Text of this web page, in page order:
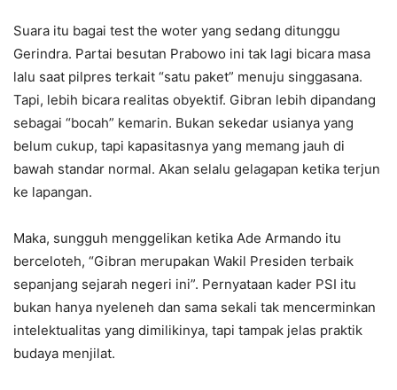
Suara itu bagai test the woter yang sedang ditunggu
Gerindra. Partai besutan Prabowo ini tak lagi bicara masa
lalu saat pilpres terkait “satu paket” menuju singgasana.
Tapi, lebih bicara realitas obyektif. Gibran lebih dipandang
sebagai “bocah” kemarin. Bukan sekedar usianya yang
belum cukup, tapi kapasitasnya yang memang jauh di
bawah standar normal. Akan selalu gelagapan ketika terjun
ke lapangan.
Maka, sungguh menggelikan ketika Ade Armando itu
berceloteh, “Gibran merupakan Wakil Presiden terbaik
sepanjang sejarah negeri ini”. Pernyataan kader PSI itu
bukan hanya nyeleneh dan sama sekali tak mencerminkan
intelektualitas yang dimilikinya, tapi tampak jelas praktik
budaya menjilat.